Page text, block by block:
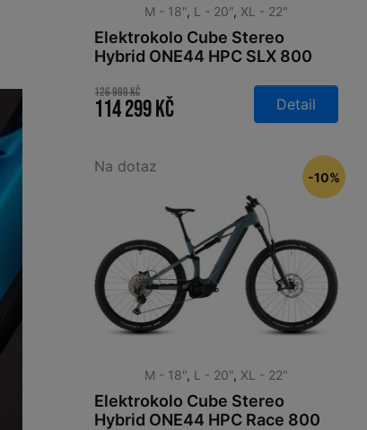
M - 18", L - 20", XL - 22"
Elektrokolo Cube Stereo
Hybrid ONE44 HPC SLX 800
126 999 Kč
114 299 Kč Detail
Na dotaz
M - 18", L - 20", XL - 22"
Elektrokolo Cube Stereo
Hybrid ONE44 HPC Race 800
-10%